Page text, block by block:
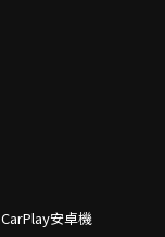
CarPlay安卓機